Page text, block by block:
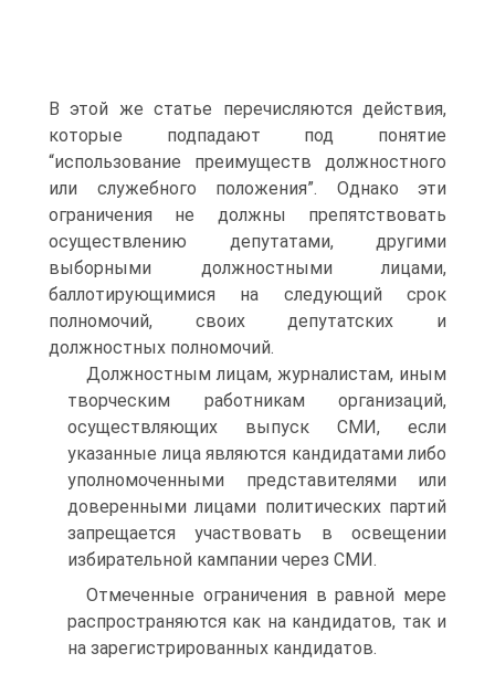
В этой же статье перечисляются действия,
которые подпадают под понятие
“использование преимуществ должностного
или служебного положения”. Однако эти
ограничения не должны препятствовать
осуществлению депутатами, другими
выборными должностными лицами,
баллотирующимися на следующий срок
полномочий, своих депутатских и
должностных полномочий.
Должностным лицам, журналистам, иным
творческим работникам организаций,
осуществляющих выпуск СМИ, если
указанные лица являются кандидатами либо
уполномоченными представителями или
доверенными лицами политических партий
запрещается участвовать в освещении
избирательной кампании через СМИ.
Отмеченные ограничения в равной мере
распространяются как на кандидатов, так и
на зарегистрированных кандидатов.